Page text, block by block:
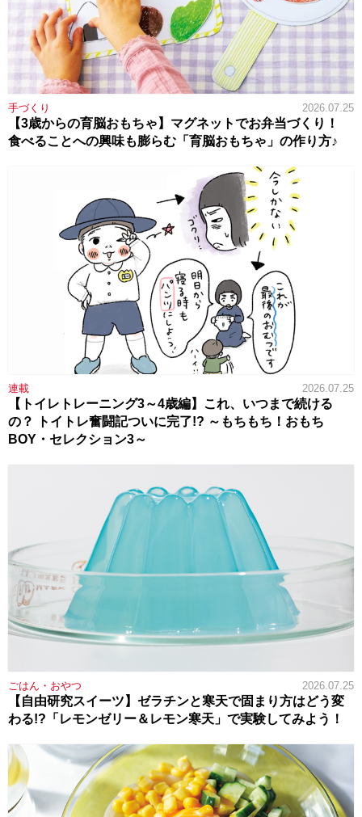
手づくり 2026.07.25
【3歳からの育脳おもちゃ】マグネットでお弁当づくり！
食べることへの興味も膨らむ「育脳おもちゃ」の作り方♪
連載 2026.07.25
【トイレトレーニング3～4歳編】これ、いつまで続ける
の？ トイトレ奮闘記ついに完了!? ～もちもち！おもち
BOY・セレクション3～
ごはん・おやつ 2026.07.25
【自由研究スイーツ】ゼラチンと寒天で固まり方はどう変
わる!?「レモンゼリー＆レモン寒天」で実験してみよう！